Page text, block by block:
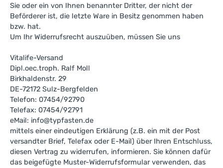
Sie oder ein von Ihnen benannter Dritter, der nicht der
Beförderer ist, die letzte Ware in Besitz genommen haben
bzw. hat.
Um Ihr Widerrufsrecht auszuüben, müssen Sie uns
Vitalife-Versand
Dipl.oec.troph. Ralf Moll
Birkhaldenstr. 29
DE-72172 Sulz-Bergfelden
Telefon: 07454/92790
Telefax: 07454/92791
eMail: info@typfasten.de
mittels einer eindeutigen Erklärung (z.B. ein mit der Post
versandter Brief, Telefax oder E-Mail) über Ihren Entschluss,
diesen Vertrag zu widerrufen, informieren. Sie können dafür
das beigefügte Muster-Widerrufsformular verwenden, das